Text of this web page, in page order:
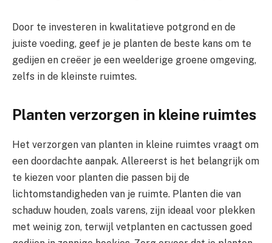
Door te investeren in kwalitatieve potgrond en de
juiste voeding, geef je je planten de beste kans om te
gedijen en creëer je een weelderige groene omgeving,
zelfs in de kleinste ruimtes.
Planten verzorgen in kleine ruimtes
Het verzorgen van planten in kleine ruimtes vraagt om
een doordachte aanpak. Allereerst is het belangrijk om
te kiezen voor planten die passen bij de
lichtomstandigheden van je ruimte. Planten die van
schaduw houden, zoals varens, zijn ideaal voor plekken
met weinig zon, terwijl vetplanten en cactussen goed